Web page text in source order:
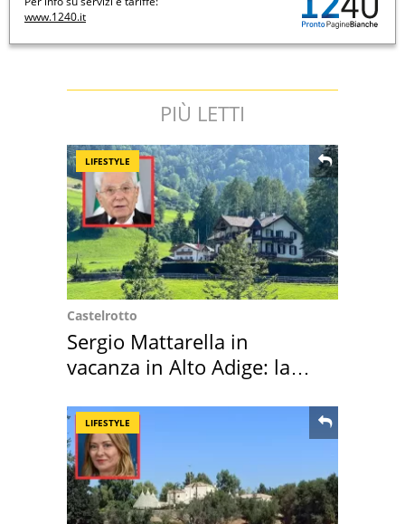
www.1240.it
PIÙ LETTI
LIFESTYLE
Castelrotto
Sergio Mattarella in
vacanza in Alto Adige: la
LIFESTYLE